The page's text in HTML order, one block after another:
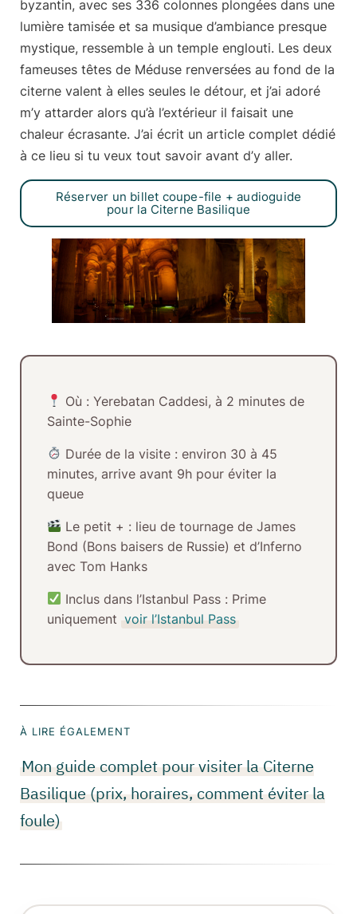
byzantin, avec ses 336 colonnes plongées dans une
lumière tamisée et sa musique d’ambiance presque
mystique, ressemble à un temple englouti. Les deux
fameuses têtes de Méduse renversées au fond de la
citerne valent à elles seules le détour, et j’ai adoré
m’y attarder alors qu’à l’extérieur il faisait une
chaleur écrasante. J’ai écrit un article complet dédié
à ce lieu si tu veux tout savoir avant d’y aller.
Réserver un billet coupe-file + audioguide
pour la Citerne Basilique
Où :Yerebatan Caddesi, à 2 minutes de
Sainte-Sophie
Durée de la visite :environ 30 à 45
minutes, arrive avant 9h pour éviter la
queue
Le petit + :lieu de tournage de James
Bond (Bons baisers de Russie) et d’Inferno
avec Tom Hanks
Inclus dans l’Istanbul Pass :Prime
uniquement voir l’Istanbul Pass
À LIRE ÉGALEMENT
Mon guide complet pour visiter la Citerne
Basilique (prix, horaires, comment éviter la
foule)